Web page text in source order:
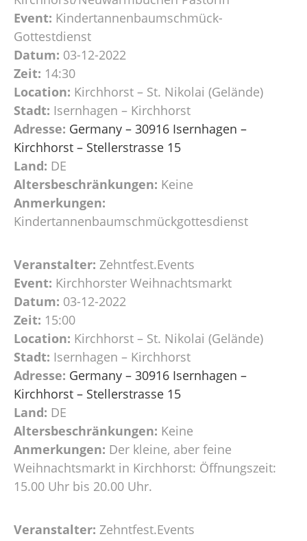
Event: Kindertannenbaumschmück-
Gottestdienst
Datum: 03-12-2022
Zeit: 14:30
Location: Kirchhorst – St. Nikolai (Gelände)
Stadt: Isernhagen – Kirchhorst
Adresse: Germany – 30916 Isernhagen –
Kirchhorst – Stellerstrasse 15
Land: DE
Altersbeschränkungen: Keine
Anmerkungen:
Kindertannenbaumschmückgottesdienst
Veranstalter: Zehntfest.Events
Event: Kirchhorster Weihnachtsmarkt
Datum: 03-12-2022
Zeit: 15:00
Location: Kirchhorst – St. Nikolai (Gelände)
Stadt: Isernhagen – Kirchhorst
Adresse: Germany – 30916 Isernhagen –
Kirchhorst – Stellerstrasse 15
Land: DE
Altersbeschränkungen: Keine
Anmerkungen: Der kleine, aber feine
Weihnachtsmarkt in Kirchhorst: Öffnungszeit:
15.00 Uhr bis 20.00 Uhr.
Veranstalter: Zehntfest.Events